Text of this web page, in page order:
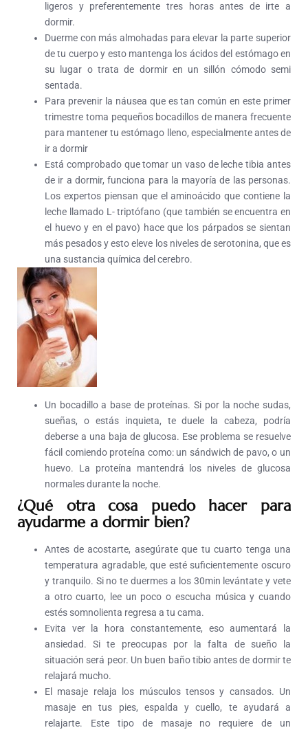
ligeros y preferentemente tres horas antes de irte a
dormir.
Duerme con más almohadas para elevar la parte superior
de tu cuerpo y esto mantenga los ácidos del estómago en
su lugar o trata de dormir en un sillón cómodo semi
sentada.
Para prevenir la náusea que es tan común en este primer
trimestre toma pequeños bocadillos de manera frecuente
para mantener tu estómago lleno, especialmente antes de
ir a dormir
Está comprobado que tomar un vaso de leche tibia antes
de ir a dormir, funciona para la mayoría de las personas.
Los expertos piensan que el aminoácido que contiene la
leche llamado L- triptófano (que también se encuentra en
el huevo y en el pavo) hace que los párpados se sientan
más pesados y esto eleve los niveles de serotonina, que es
una sustancia química del cerebro.
Un bocadillo a base de proteínas. Si por la noche sudas,
sueñas, o estás inquieta, te duele la cabeza, podría
deberse a una baja de glucosa. Ese problema se resuelve
fácil comiendo proteína como: un sándwich de pavo, o un
huevo. La proteína mantendrá los niveles de glucosa
normales durante la noche.
¿Qué otra cosa puedo hacer para
ayudarme a dormir bien?
Antes de acostarte, asegúrate que tu cuarto tenga una
temperatura agradable, que esté suficientemente oscuro
y tranquilo. Si no te duermes a los 30min levántate y vete
a otro cuarto, lee un poco o escucha música y cuando
estés somnolienta regresa a tu cama.
Evita ver la hora constantemente, eso aumentará la
ansiedad. Si te preocupas por la falta de sueño la
situación será peor. Un buen baño tibio antes de dormir te
relajará mucho.
El masaje relaja los músculos tensos y cansados. Un
masaje en tus pies, espalda y cuello, te ayudará a
relajarte. Este tipo de masaje no requiere de un